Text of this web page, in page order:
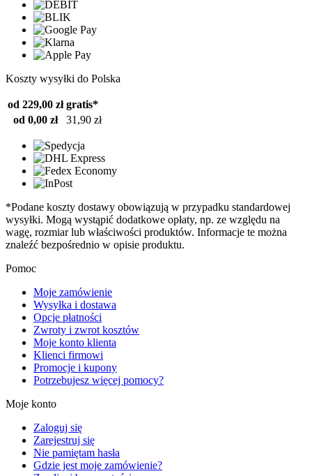
Koszty wysyłki do Polska
od 229,00 zł gratis*
od 0,00 zł
31,90 zł
*Podane koszty dostawy obowiązują w przypadku standardowej
wysyłki. Mogą wystąpić dodatkowe opłaty, np. ze względu na
wagę, rozmiar lub właściwości produktów. Informacje te można
znaleźć bezpośrednio w opisie produktu.
Pomoc
Moje zamówienie
Wysyłka i dostawa
Opcje płatności
Zwroty i zwrot kosztów
Moje konto klienta
Klienci firmowi
Promocje i kupony
Potrzebujesz więcej pomocy?
Moje konto
Zaloguj się
Zarejestruj się
Nie pamiętam hasła
Gdzie jest moje zamówienie?